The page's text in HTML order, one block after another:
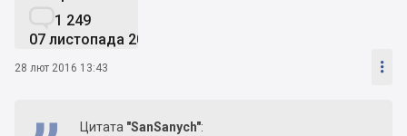
1 249
07 листопада 2014
28 лют 2016 13:43 
Цитата "SanSanych":